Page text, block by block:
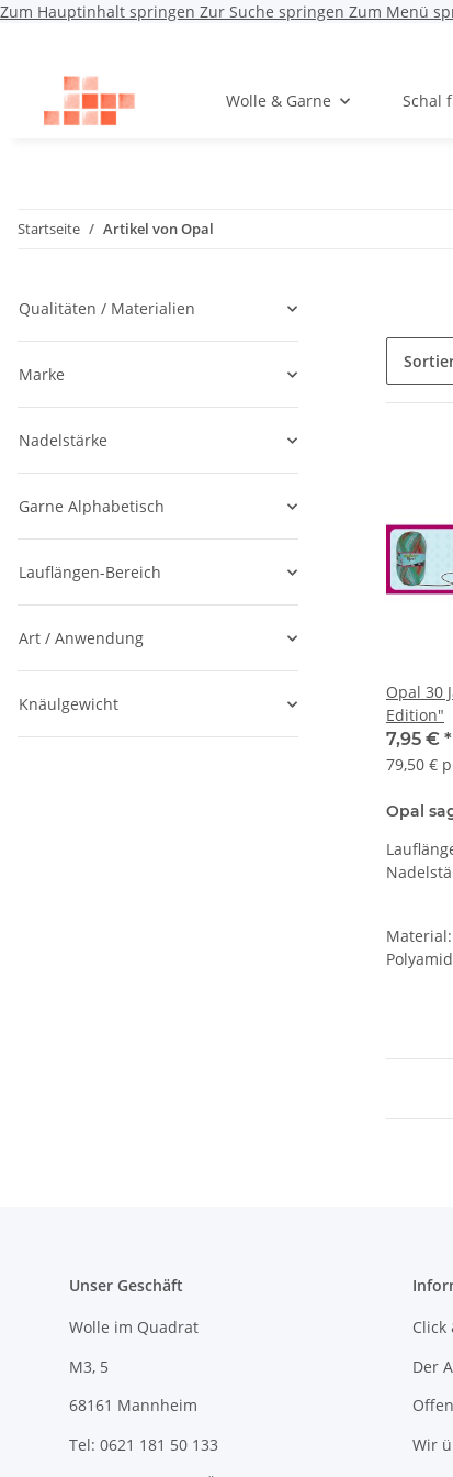
Zum Hauptinhalt springen Zur Suche springen Zum Menü
Wolle & Garne Schal
Startseite Artikel von Opal
Opal 30
Edition"
7,95 € *
79,50 €
Opal
Polyamid
Qualitäten / Materialien
Marke
Nadelstärke
Garne Alphabetisch
Lauflängen-Bereich
Art / Anwendung
Knäulgewicht
Unser Geschäft
Wolle im Quadrat
M3, 5
68161 Mannheim
Tel: 0621 181 50 133
Click
Der
Wir